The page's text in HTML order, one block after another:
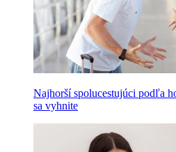
Najhorší spolucestujúci podľa
sa vyhnite